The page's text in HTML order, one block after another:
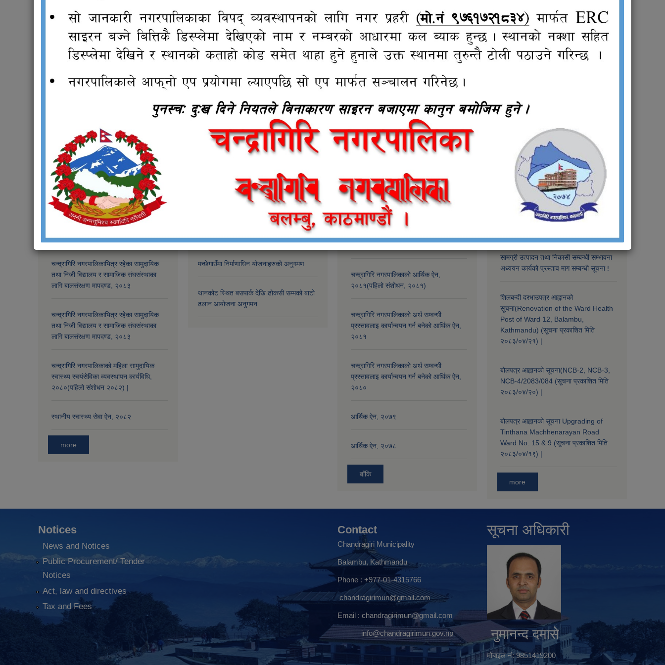
Designation:
Phone: 014311088
राजपत्र
नगर प्रहरी सेवाको लागि प्रतियोगितात्मक
चन्द्रागिरि नगरपालिकाभित्र रहेका सामुदायिक
तथा निजी विद्यालय र सामाजिक संघसंस्थाका
लागि बालसंरक्षण मापदण्ड, २०८३
चन्द्रागिरि नगरपालिकाभित्र रहेका सामुदायिक
तथा निजी विद्यालय र सामाजिक संघसंस्थाका
लागि बालसंरक्षण मापदण्ड, २०८३
चन्द्रागिरि नगरपालिकाको महिला सामुदायिक
स्वास्थ्य स्वयंसेविका व्यवस्थापन कार्यविधि,
२०८०(पहिलो संशोधन २०८२) |
स्थानीय स्वास्थ्य सेवा ऐन, २०८२
more
Budget and Program
चन्द्रागिरी नगरपालिकाबाट कालोपत्रेको मोटाई
मच्छेगाउँमा निर्माणाधिन योजनाहरुको अनुगमण
थानकोट स्थित बसपार्क देखि ढोकसी सम्मको बाटो
ढलान आयोजना अनुगमन
Tax and Fees
चन्द्रागिरि नगरपालिकाको अर्थ सम्बन्धी
चन्द्रागिरि नगरपालिकाको आर्थिक ऐन,
२०८१(पहिलो संशोधन, २०८१)
चन्द्रागिरि नगरपालिकाको अर्थ सम्वन्धी
प्रस्तावलाइ कार्यान्वयन गर्न बनेको आर्थिक ऐन,
२०८१
चन्द्रागिरि नगरपालिकाको अर्थ सम्वन्धी
प्रस्तावलाइ कार्यान्वयन गर्न बनेको आर्थिक ऐन,
२०८०
आर्थिक ऐन, २०७९
आर्थिक ऐन, २०७८
बाँकि
Public
Procurement/Tender
Notices
सामग्री उत्पादन तथा निकासी सम्बन्धी सम्भावना
अध्ययन कार्यको प्रस्ताव माग सम्बन्धी सूचना !
शिलबन्दी दरभाउपत्र आह्वानको
सूचना(Renovation of the Ward Health
Post of Ward 12, Balambu,
Kathmandu) (सूचना प्रकाशित मिति
२०८३/०४/२१) |
बोलपत्र आह्वानको सूचना(NCB-2, NCB-3,
NCB-4/2083/084 (सूचना प्रकाशित मिति
२०८३/०४/२०) |
बोलपत्र आह्वानको सूचना Upgrading of
Tinthana Machhenarayan Road
Ward No. 15 & 9 (सूचना प्रकाशित मिति
२०८३/०४/१९) |
more
Notices
News and Notices
Public Procurement/ Tender
Notices
Act, law and directives
Tax and Fees
Contact
Chandragiri Municipality
Balambu, Kathmandu
Phone : +977-01-4315766
chandragirimun@gmail.com
Email : chandragirimun@gmail.com
info@chandragirimun.gov.np
सूचना अधिकारी
नुमानन्द दमासे
मोबाइल नं: 9851419200